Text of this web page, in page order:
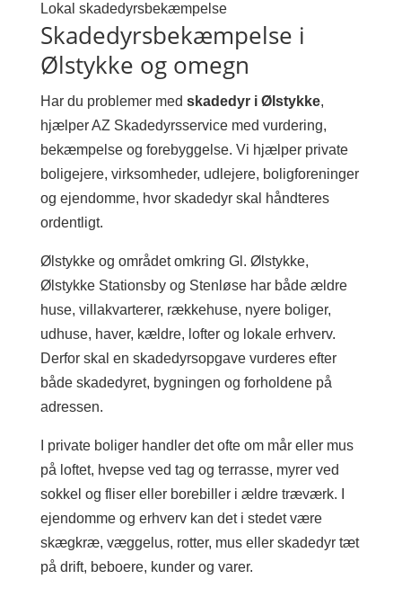
Lokal skadedyrsbekæmpelse
Skadedyrsbekæmpelse i
Ølstykke og omegn
Har du problemer med skadedyr i Ølstykke,
hjælper AZ Skadedyrsservice med vurdering,
bekæmpelse og forebyggelse. Vi hjælper private
boligejere, virksomheder, udlejere, boligforeninger
og ejendomme, hvor skadedyr skal håndteres
ordentligt.
Ølstykke og området omkring Gl. Ølstykke,
Ølstykke Stationsby og Stenløse har både ældre
huse, villakvarterer, rækkehuse, nyere boliger,
udhuse, haver, kældre, lofter og lokale erhverv.
Derfor skal en skadedyrsopgave vurderes efter
både skadedyret, bygningen og forholdene på
adressen.
I private boliger handler det ofte om mår eller mus
på loftet, hvepse ved tag og terrasse, myrer ved
sokkel og fliser eller borebiller i ældre træværk. I
ejendomme og erhverv kan det i stedet være
skægkræ, væggelus, rotter, mus eller skadedyr tæt
på drift, beboere, kunder og varer.